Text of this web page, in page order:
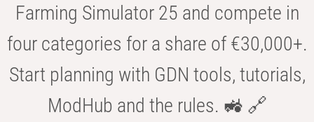
Farming Simulator 25 and compete in
four categories for a share of €30,000+.
Start planning with GDN tools, tutorials,
ModHub and the rules. 🚜 🔗